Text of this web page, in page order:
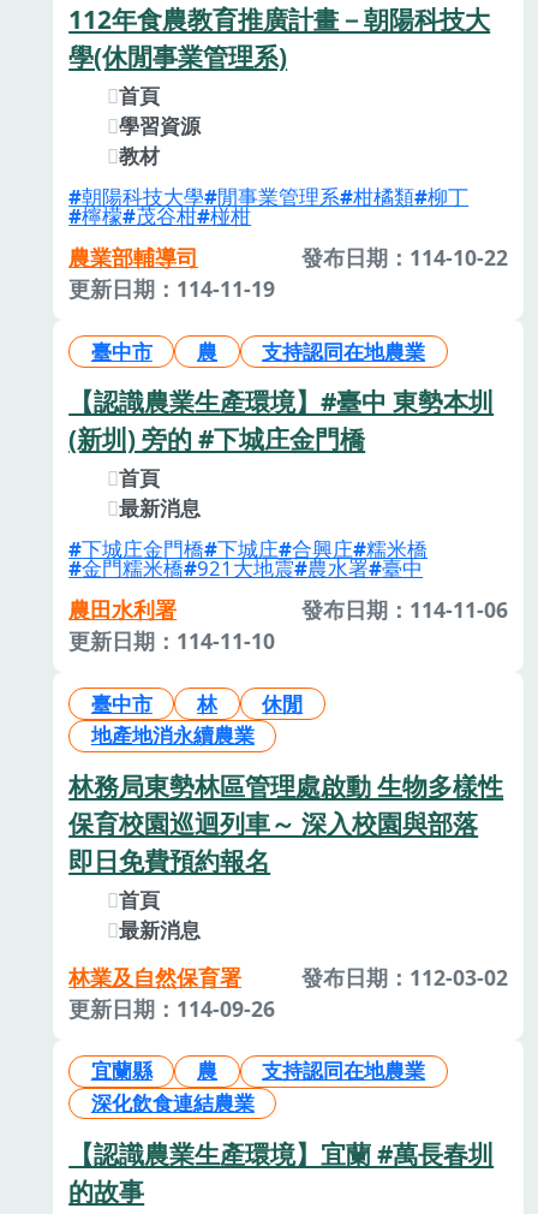
112年食農教育推廣計畫－朝陽科技大
學(休閒事業管理系)
首頁
學習資源
教材
朝陽科技大學 閒事業管理系 柑橘類 柳丁
檸檬 茂谷柑 椪柑
農業部輔導司
發布日期：114-10-22
更新日期：114-11-19
臺中市 農 支持認同在地農業
【認識農業生產環境】#臺中 東勢本圳
(新圳) 旁的 #下城庄金門橋
首頁
最新消息
下城庄金門橋 下城庄 合興庄 糯米橋
金門糯米橋 921大地震 農水署 臺中
農田水利署
發布日期：114-11-06
更新日期：114-11-10
臺中市 林
休閒
地產地消永續農業
林務局東勢林區管理處啟動 生物多樣性
保育校園巡迴列車～ 深入校園與部落
即日免費預約報名
首頁
最新消息
林業及自然保育署
發布日期：112-03-02
更新日期：114-09-26
宜蘭縣 農
支持認同在地農業
深化飲食連結農業
【認識農業生產環境】宜蘭 #萬長春圳
的故事